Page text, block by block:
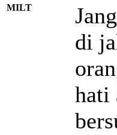
MILT
di
hati